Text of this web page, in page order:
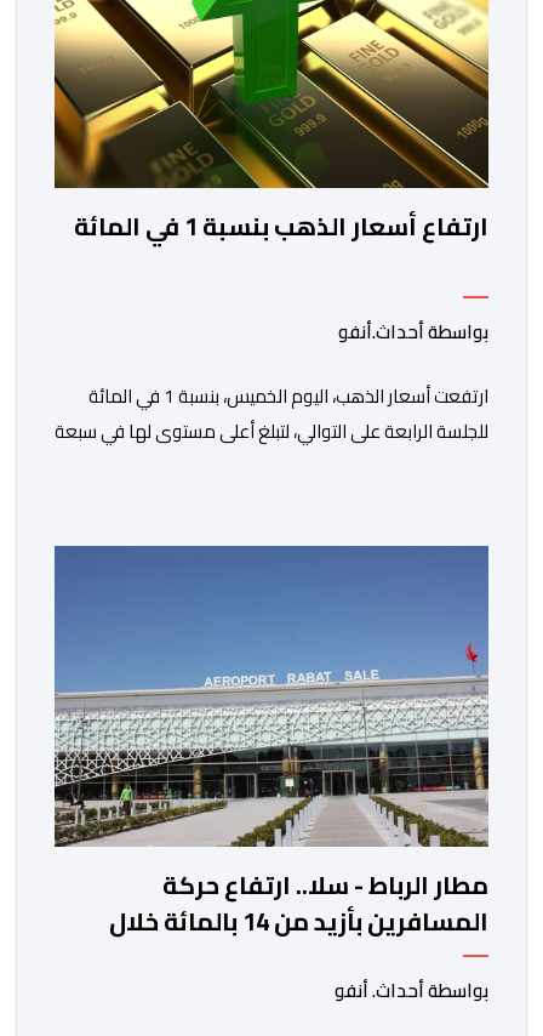
ارتفاع أسعار الذهب بنسبة 1 في المائة
بواسطة أحداث.أنفو
ارتفعت أسعار الذهب، اليوم الخميس، بنسبة 1 في المائة
للجلسة الرابعة على التوالي، لتبلغ أعلى مستوى لها في سبعة
بنسبة 1 في المائة إلى 4285,69 دولارا للأوقية، مسجلا أعلى
مطار الرباط - سلا.. ارتفاع حركة
المسافرين بأزيد من 14 بالمائة خلال
الفصل الأول من 2026
بواسطة أحداث. أنفو